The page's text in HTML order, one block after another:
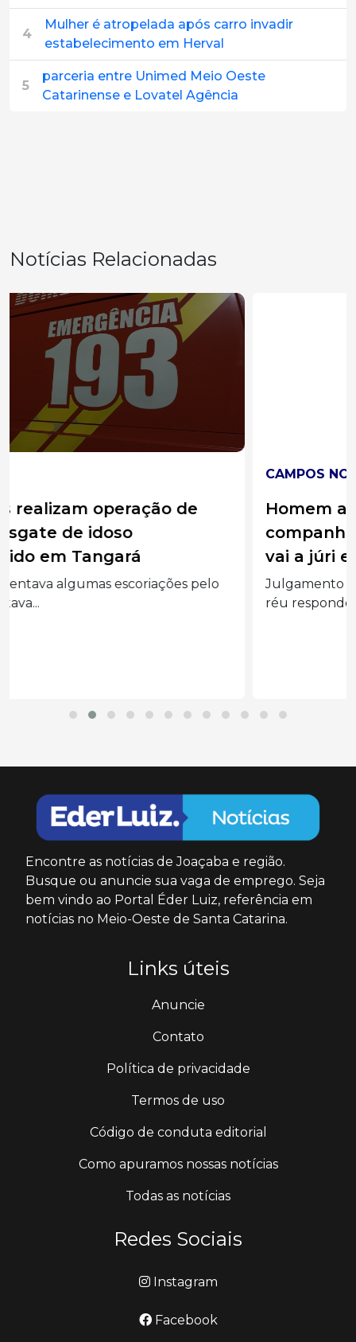
4
Mulher é atropelada após carro invadir
estabelecimento em Herval
5
parceria entre Unimed Meio Oeste
Catarinense e Lovatel Agência
Notícias Relacionadas
Homem acusado de tentar matar
companheira com soda cáustica vai
vai a júri em Campos Novos
Julgamento está marcado para esta sexta-feira e
réu responde...
Encontre as notícias de Joaçaba e região.
Busque ou anuncie sua vaga de emprego. Seja
bem vindo ao Portal Éder Luiz, referência em
notícias no Meio-Oeste de Santa Catarina.
Links úteis
Anuncie
Contato
Política de privacidade
Termos de uso
Código de conduta editorial
Como apuramos nossas notícias
Todas as notícias
Redes Sociais
Instagram
Facebook